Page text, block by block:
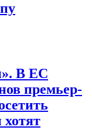
В ЕС
премьер-